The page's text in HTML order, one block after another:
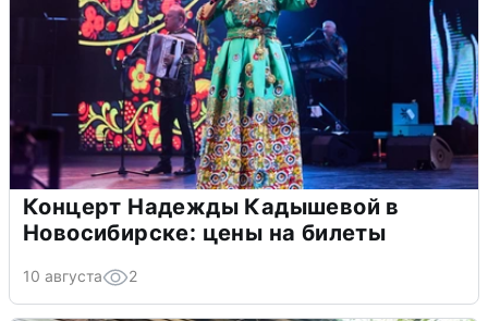
Концерт Надежды Кадышевой в
Новосибирске: цены на билеты
10 августа 2